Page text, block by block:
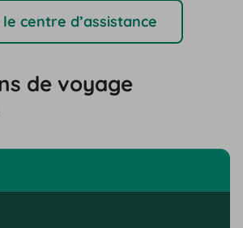
centre d’assistance
de voyage